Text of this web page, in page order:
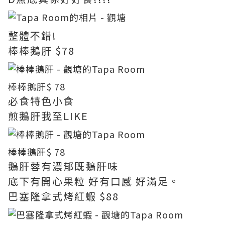
整體不錯!
棒棒鵝肝 $78
棒棒鵝肝$ 78
必食特色小食
煎鵝肝我至LIKE
棒棒鵝肝$ 78
鵝肝蓉有濃郁既鵝肝味
底下有開心果粒 好有口感 好滿足。
巴塞隆拿式烤紅蝦 $88